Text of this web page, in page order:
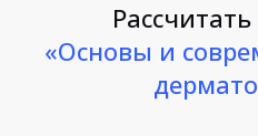
«Основы и